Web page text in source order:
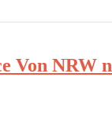
Von NRW